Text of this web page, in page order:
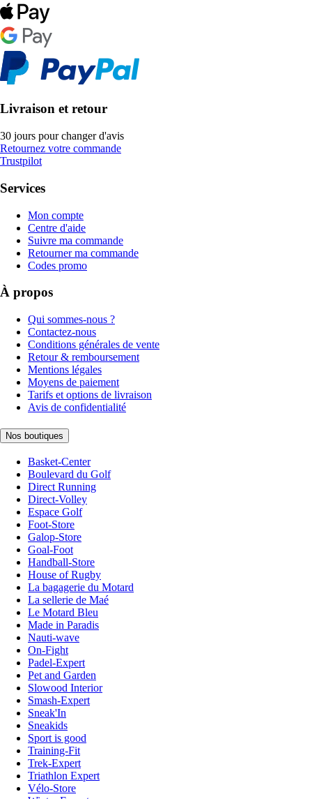
Livraison et retour
30 jours pour changer d'avis
Retournez votre commande
Trustpilot
Services
Mon compte
Centre d'aide
Suivre ma commande
Retourner ma commande
Codes promo
À propos
Qui sommes-nous ?
Contactez-nous
Conditions générales de vente
Retour & remboursement
Mentions légales
Moyens de paiement
Tarifs et options de livraison
Avis de confidentialité
Nos boutiques
Basket-Center
Boulevard du Golf
Direct Running
Direct-Volley
Espace Golf
Foot-Store
Galop-Store
Goal-Foot
Handball-Store
House of Rugby
La bagagerie du Motard
La sellerie de Maé
Le Motard Bleu
Made in Paradis
Nauti-wave
On-Fight
Padel-Expert
Pet and Garden
Slowood Interior
Smash-Expert
Sneak'In
Sneakids
Sport is good
Training-Fit
Trek-Expert
Triathlon Expert
Vélo-Store